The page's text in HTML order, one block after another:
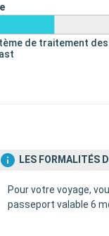
de traitement des
LES FORMALITÉS
Pour votre voyage,
passeport valable 6